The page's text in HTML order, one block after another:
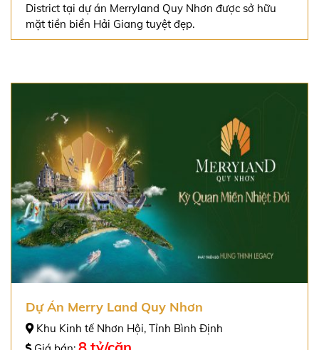
District tại dự án Merryland Quy Nhơn được sở hữu
mặt tiền biển Hải Giang tuyệt đẹp.
Dự Án Merry Land Quy Nhơn
Khu Kinh tế Nhơn Hội, Tỉnh Bình Định